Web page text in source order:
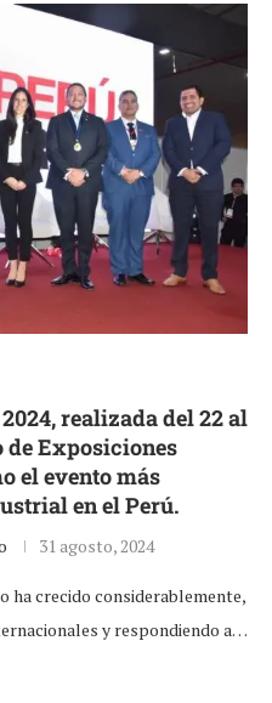
realizada del 22 al
de Exposiciones
el evento más
en el Perú.
31 agosto, 2024
ha crecido considerablemente,
y respondiendo a…